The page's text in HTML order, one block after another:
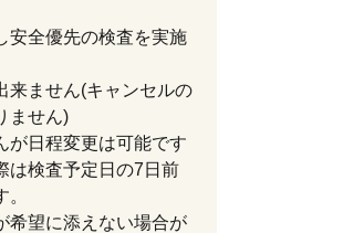
全優先の検査を実施
来ません(キャンセルの
ません)
日程変更は可能です
は検査予定日の7日前
希望に添えない場合が